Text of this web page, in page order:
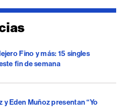
Fino y más: 15 singles
fin de semana
y Eden Muñoz presentan “Yo